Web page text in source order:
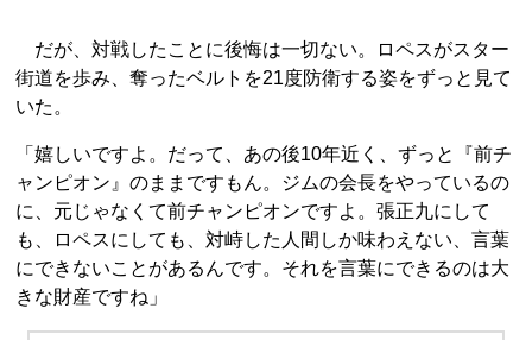
だが、対戦したことに後悔は一切ない。ロペスがスター
街道を歩み、奪ったベルトを21度防衛する姿をずっと見て
いた。
「嬉しいですよ。だって、あの後10年近く、ずっと『前チ
ャンピオン』のままですもん。ジムの会長をやっているの
に、元じゃなくて前チャンピオンですよ。張正九にして
も、ロペスにしても、対峙した人間しか味わえない、言葉
にできないことがあるんです。それを言葉にできるのは大
きな財産ですね」